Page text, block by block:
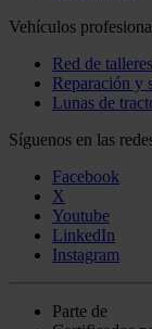
Vehículos
Red de talleres
Reparación y
Lunas de
Síguenos en las
Facebook
X
Youtube
LinkedIn
Instagram
Parte de